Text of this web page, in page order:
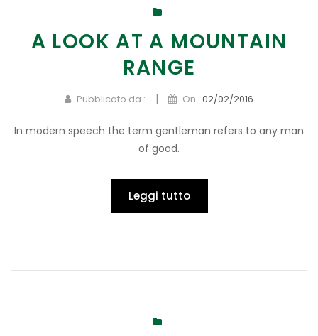
A LOOK AT A MOUNTAIN
RANGE
Pubblicato da : | On : 02/02/2016
In modern speech the term gentleman refers to any man
of good.
Leggi tutto